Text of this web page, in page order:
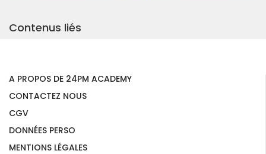
Contenus liés
A PROPOS DE 24PM ACADEMY
CONTACTEZ NOUS
CGV
DONNÉES PERSO
MENTIONS LÉGALES